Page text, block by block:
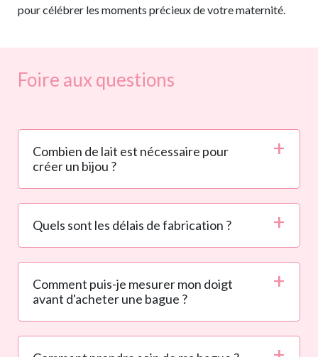
pour célébrer les moments précieux de votre maternité.
Foire aux questions
Combien de lait est nécessaire pour
créer un bijou ?
Quels sont les délais de fabrication ?
Comment puis-je mesurer mon doigt
avant d'acheter une bague ?